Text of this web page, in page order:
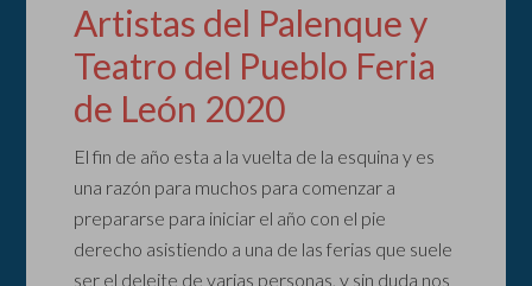
Artistas del Palenque y
Teatro del Pueblo Feria
de León 2020
El fin de año esta a la vuelta de la esquina y es
una razón para muchos para comenzar a
prepararse para iniciar el año con el pie
derecho asistiendo a una de las ferias que suele
ser el deleite de varias personas, y sin duda nos